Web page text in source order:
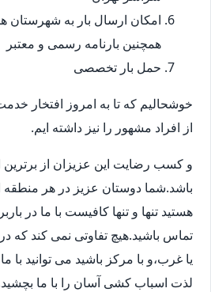
امکان ارسال بار به شهرستان ها
همچنین بارنامه رسمی و معتبر
حمل بار تخصصی
خوشحالیم که تا به امروز افتخار
از افراد مشهور را نیز داشته ایم.
و کسب رضایت این عزیزان از برترین
باشد.شما دوستان عزیز در هر منطقه
هستید تنها و تنها کافیست با ما در
تماس باشید.هیچ تفاوتی نمی کند
یا غرب،و با مرکز باشید می توانید با
لذت اسباب کشی آسان را با ما